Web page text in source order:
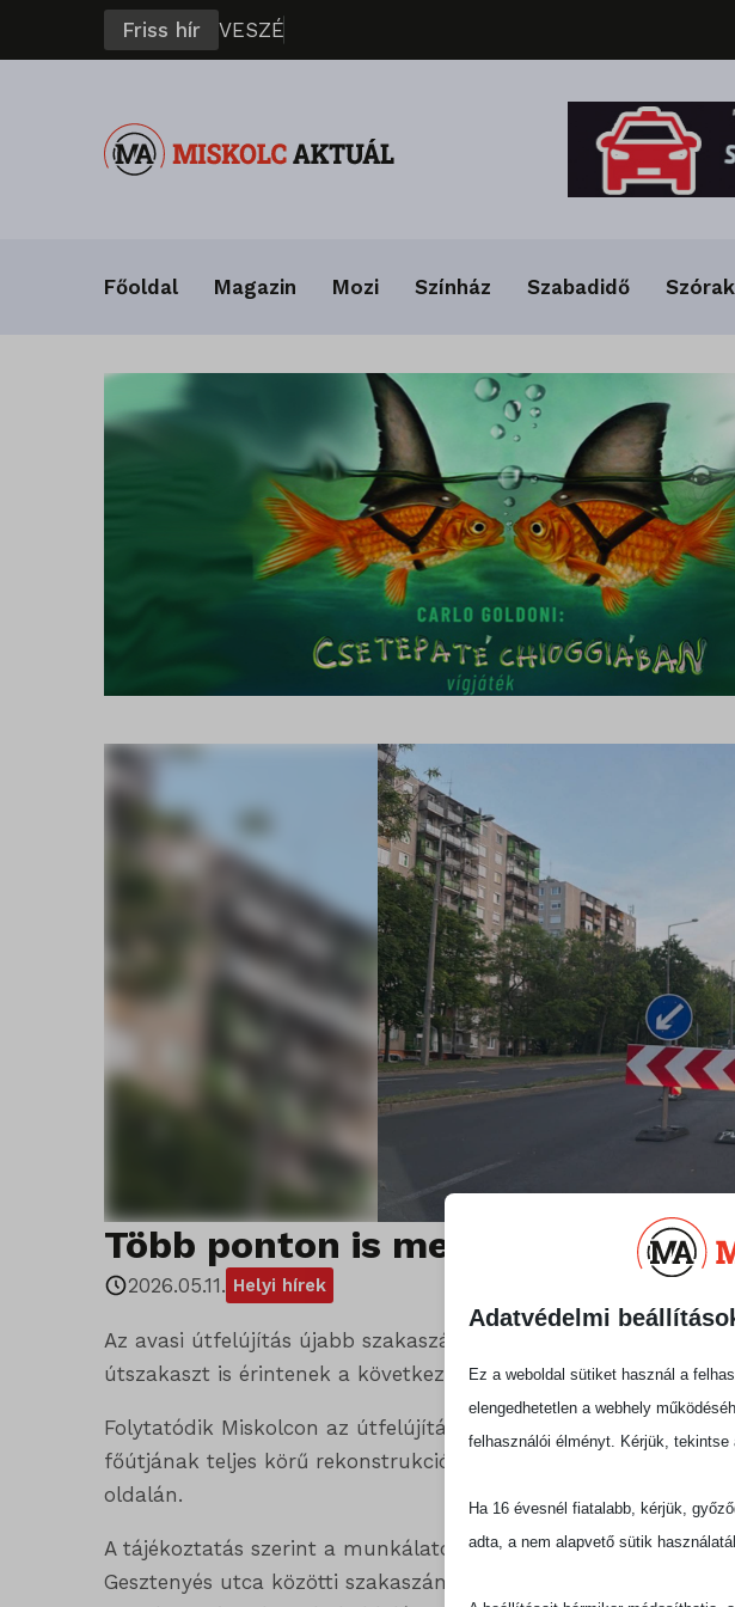
Friss hír VESZÉ
Főoldal Magazin Mozi Színház Szabadidő
Több ponton is megváltozik a
2026.05.11. Helyi hírek
Az avasi útfelújítás újabb szakaszához érkezett, a munkálatok
útszakaszt is érintenek a következő időszakban.
Folytatódik Miskolcon az útfelújítási program, ennek részeként
főútjának teljes körű rekonstrukciója – közölte a miskolci
oldalán.
A tájékoztatás szerint a munkálatok érintik a Szentgyörgy út
Gesztenyés utca közötti szakaszának jobb oldalát, továbbá a
Adatvédelmi
Ez a weboldal sütiket használ a
elengedhetetlen a webhely
felhasználói élményt. Kérjük, tekintse
Ha 16 évesnél fiatalabb, kérjük,
adta, a nem alapvető sütik